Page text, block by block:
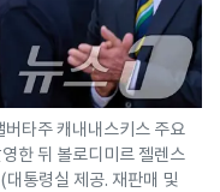
타주 캐내내스키스 주요
한 뒤 볼로디미르 젤렌스
통령실 제공. 재판매 및